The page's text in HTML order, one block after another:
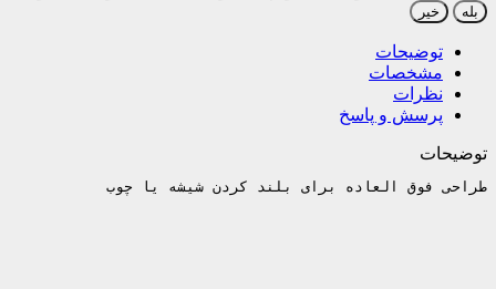
بله خیر
توضیحات
مشخصات
نظرات
پرسش و پاسخ
توضیحات